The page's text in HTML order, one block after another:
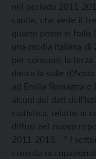
nel periodo 2011-
capite, che vede il
quarto posto in Italia
una media italiana di
per consumi, la terza
dietro la valle
ad Emilia Romagna
alcuni dei dati
statistica, relativi ai
diffusi nel nuovo
2011-2013. ” I
crescita